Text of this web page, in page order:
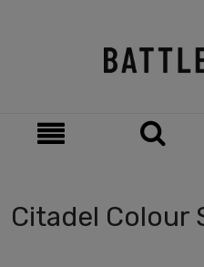
Citadel Colour